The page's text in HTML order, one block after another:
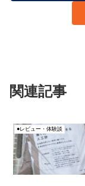
関連記事
●レビュー・体験談